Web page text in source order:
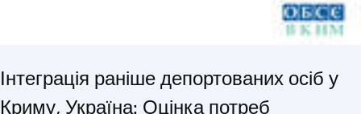
Інтеграція раніше депортованих осіб у
Криму, Україна: Оцінка потреб